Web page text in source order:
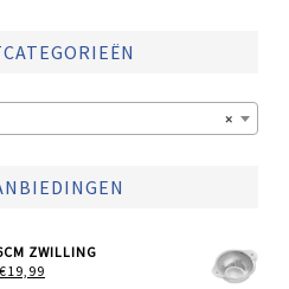
×
ZWILLING
OORSPRONKELIJKE
€19,99